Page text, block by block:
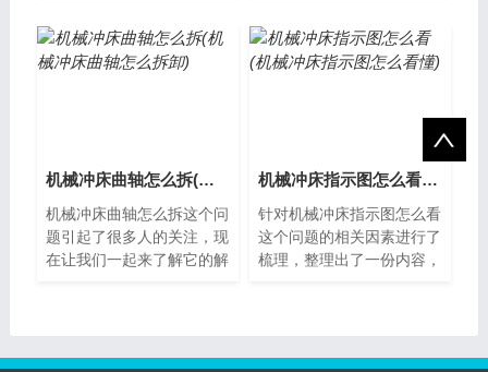
或带材冲压...
异响怎么修...
机械冲床曲轴怎么拆(机械冲床曲轴怎么拆卸)
机械冲床曲轴怎么拆这个问
题引起了很多人的关注，现
在让我们一起来了解它的解
机械冲床指示图怎么看(机械冲床指示图怎么看懂)
针对机械冲床指示图怎么看
这个问题的相关因素进行了
梳理，整理出了一份内容，